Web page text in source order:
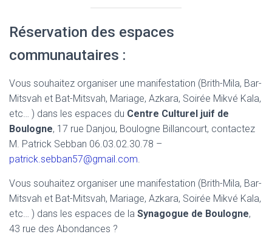
Réservation des espaces
communautaires :
Vous souhaitez organiser une manifestation (Brith-Mila, Bar-
Mitsvah et Bat-Mitsvah, Mariage, Azkara, Soirée Mikvé Kala,
etc… ) dans les espaces du Centre Culturel juif de
Boulogne, 17 rue Danjou, Boulogne Billancourt, contactez
M. Patrick Sebban 06.03.02.30.78 –
patrick.sebban57@gmail.com.
Vous souhaitez organiser une manifestation (Brith-Mila, Bar-
Mitsvah et Bat-Mitsvah, Mariage, Azkara, Soirée Mikvé Kala,
etc… ) dans les espaces de la Synagogue de Boulogne,
43 rue des Abondances ?